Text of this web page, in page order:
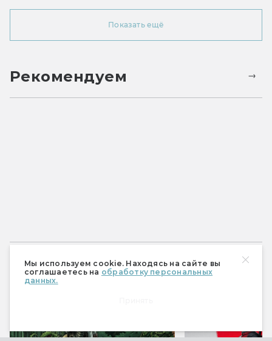
Мы используем cookie. Находясь на сайте вы
соглашаетесь на обработку персональных
данных.
Показать ещё
Рекомендуем
Спецпроекты